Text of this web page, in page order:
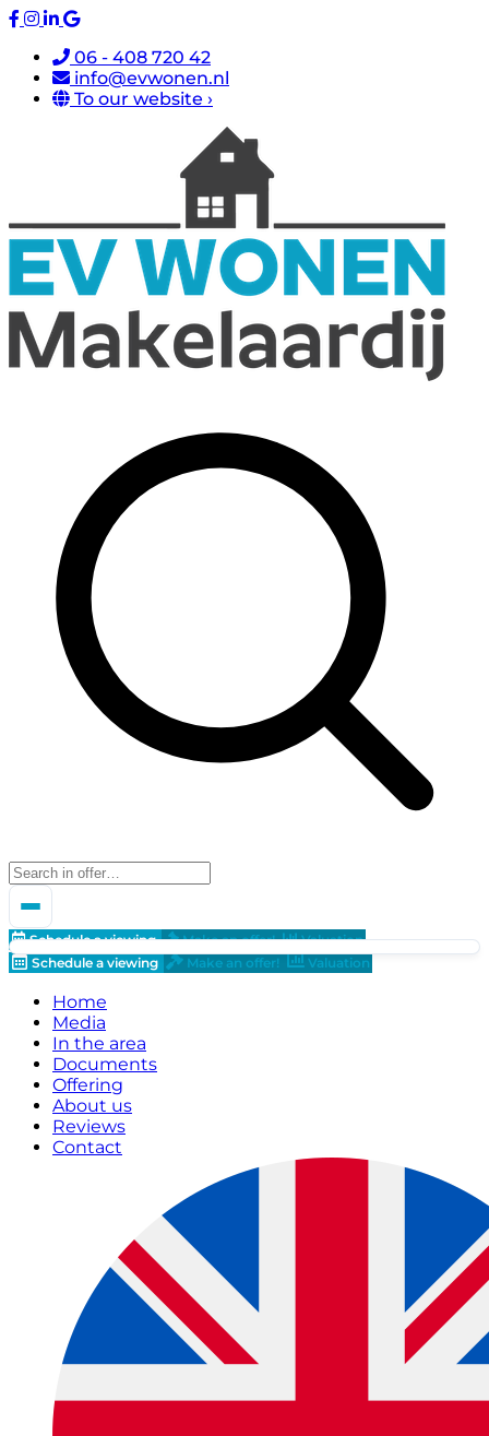
06 - 408 720 42
info@evwonen.nl
To our website ›
Schedule a viewing Make an offer!
Valuation
Schedule a viewing
Make an offer! Valuation
Home
Media
In the area
Documents
Offering
About us
Reviews
Contact